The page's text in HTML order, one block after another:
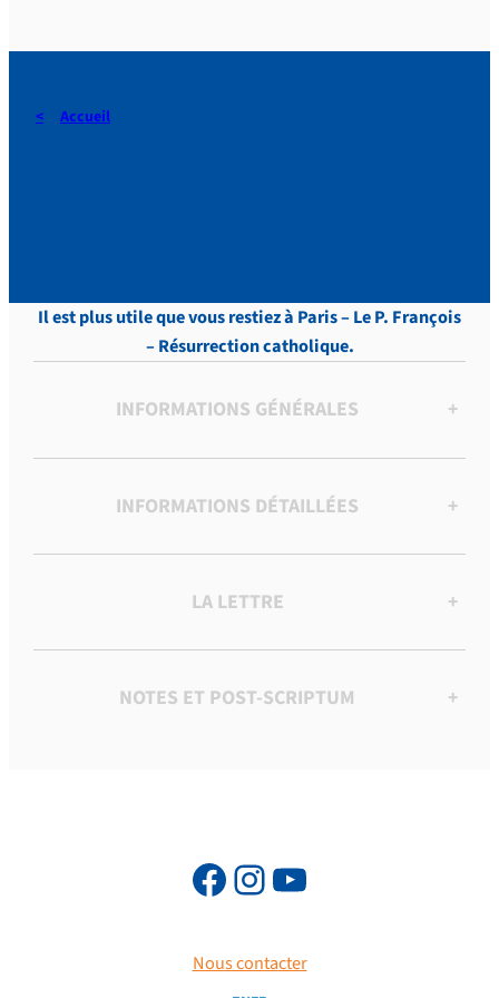
Accueil
Il est plus utile que vous restiez à Paris – Le P. François
– Résurrection catholique.
INFORMATIONS GÉNÉRALES +
INFORMATIONS DÉTAILLÉES +
LA LETTRE +
NOTES ET POST-SCRIPTUM +
Nous contacter